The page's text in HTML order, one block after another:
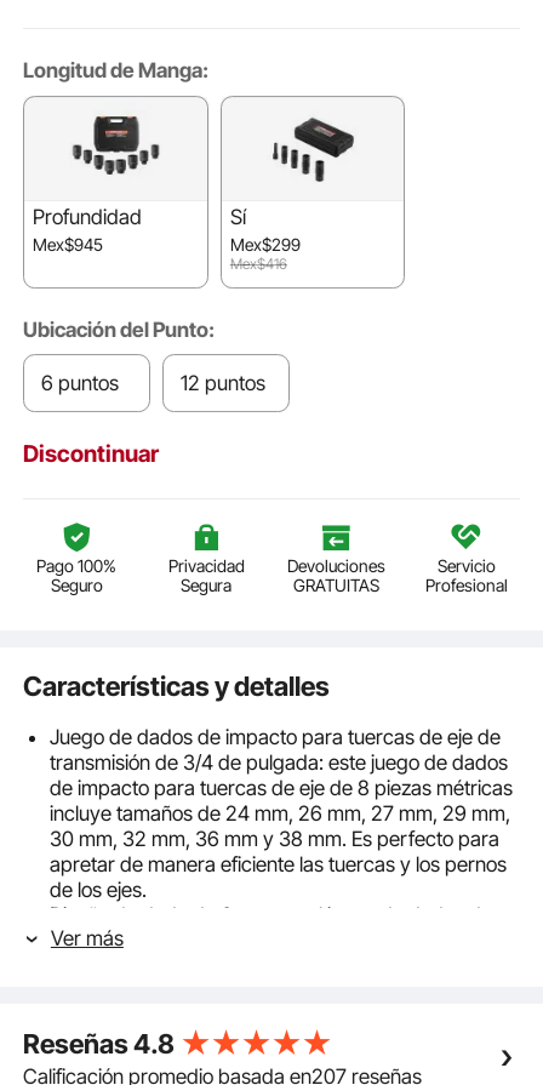
Longitud de Manga:
Profundidad
Mex$945
Sí
Mex$299
Mex$416
Ubicación del Punto:
6 puntos 12 puntos
Discontinuar
Pago 100%
Seguro
Privacidad
Segura
Devoluciones
GRATUITAS
Servicio
Profesional
Características y detalles
Juego de dados de impacto para tuercas de eje de
transmisión de 3/4 de pulgada: este juego de dados
de impacto para tuercas de eje de 8 piezas métricas
incluye tamaños de 24 mm, 26 mm, 27 mm, 29 mm,
30 mm, 32 mm, 36 mm y 38 mm. Es perfecto para
apretar de manera eficiente las tuercas y los pernos
de los ejes.
Diseño de dado de 6 puntas: el juego de dados de
impacto de 6 puntas sujeta las tuercas y los tornillos
durante el uso.
Resistente a los impactos y a la corrosión: fabricado
Ver más
Reseñas4.8
Calificación promedio basada en207 reseñas